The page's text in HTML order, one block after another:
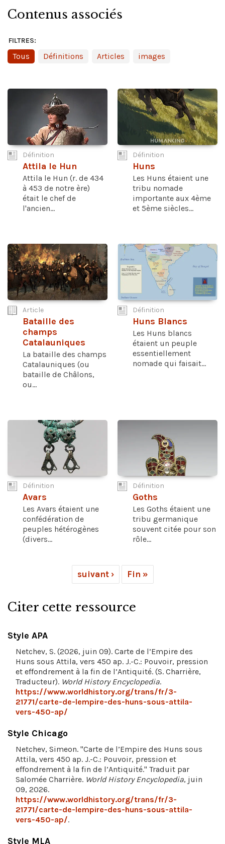
Contenus associés
FILTRES:
Tous Définitions Articles images
Définition
Attila le Hun
Attila le Hun (r. de 434
à 453 de notre ère)
était le chef de
l'ancien...
Définition
Huns
Les Huns étaient une
tribu nomade
importante aux 4ème
et 5ème siècles...
Article
Bataille des
champs
Catalauniques
La bataille des champs
Catalauniques (ou
bataille de Châlons,
ou...
Définition
Huns Blancs
Les Huns blancs
étaient un peuple
essentiellement
nomade qui faisait...
Définition
Avars
Les Avars étaient une
confédération de
peuples hétérogènes
(divers...
Définition
Goths
Les Goths étaient une
tribu germanique
souvent citée pour son
rôle...
suivant › Fin »
Citer cette ressource
Style APA
Netchev, S. (2026, juin 09). Carte de l’Empire des
Huns sous Attila, vers 450 ap. J.-C.: Pouvoir, pression
et effondrement à la fin de l’Antiquité. (S. Charrière,
Traducteur). World History Encyclopedia.
https://www.worldhistory.org/trans/fr/3-
21771/carte-de-lempire-des-huns-sous-attila-
vers-450-ap/
Style Chicago
Netchev, Simeon. "Carte de l’Empire des Huns sous
Attila, vers 450 ap. J.-C.: Pouvoir, pression et
effondrement à la fin de l’Antiquité." Traduit par
Salomée Charrière. World History Encyclopedia, juin
09, 2026.
https://www.worldhistory.org/trans/fr/3-
21771/carte-de-lempire-des-huns-sous-attila-
vers-450-ap/.
Style MLA